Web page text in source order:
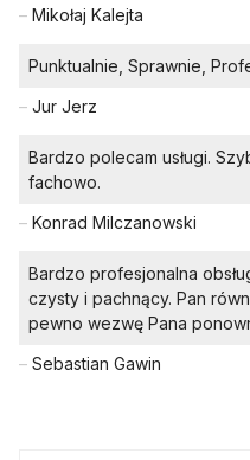
– Mikołaj Kalejta
Punktualnie, Sprawnie,
– Jur Jerz
Bardzo polecam usługi.
fachowo.
– Konrad Milczanowski
Bardzo profesjonalna
czysty i pachnący. Pan
pewno wezwę Pana
– Sebastian Gawin